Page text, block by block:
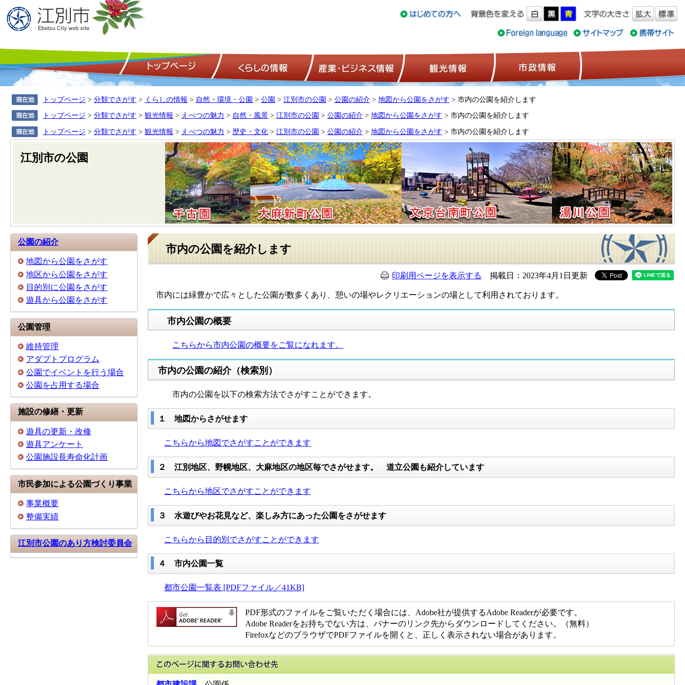
トップページ くらしの情報 産業・ビジネス情報 観光情報
トップページ > 分類でさがす > くらしの情報 > 自然・環境・公園 > 公園 > 江別市の公園 > 公園の紹介 > 地図から公園をさがす > 市内の公園を紹介します
トップページ > 分類でさがす > 観光情報 > えべつの魅力 > 自然・風景 > 江別市の公園 > 公園の紹介 > 地図から公園をさがす > 市内の公園を紹介します
トップページ > 分類でさがす > 観光情報 > えべつの魅力 > 歴史・文化 > 江別市の公園 > 公園の紹介 > 地図から公園をさがす > 市内の公園を紹介します
江別市の公園
公園の紹介
地図から公園をさがす
地区から公園をさがす
目的別に公園をさがす
遊具から公園をさがす
公園管理
維持管理
アダプトプログラム
公園でイベントを行う場合
公園を占用する場合
施設の修繕・更新
遊具の更新・改修
遊具アンケート
公園施設長寿命化計画
市民参加による公園づくり事業
事業概要
整備実績
江別市公園のあり方検討委員会
市内の公園を紹介します
印刷用ページを表示する 掲載日：2023年4月1日更新
市内には緑豊かで広々とした公園が数多くあり、憩いの場やレクリエーションの場として利用されております。
市内公園の概要
こちらから市内公園の概要をご覧になれます。
市内の公園の紹介（検索別）
市内の公園を以下の検索方法でさがすことができます。
１ 地図からさがせます
こちらから地図でさがすことができます
２ 江別地区、野幌地区、大麻地区の地区毎でさがせます。 道立公園も紹介しています
こちらから地区でさがすことができます
３ 水遊びやお花見など、楽しみ方にあった公園をさがせます
こちらから目的別でさがすことができます
４ 市内公園一覧
都市公園一覧表 [PDFファイル／41KB]
PDF形式のファイルをご覧いただく場合には、Adobe社が提供するAdobe Readerが必要です。
Adobe Readerをお持ちでない方は、バナーのリンク先からダウンロードしてください。（無料）
FirefoxなどのブラウザでPDFファイルを開くと、正しく表示されない場合があります。